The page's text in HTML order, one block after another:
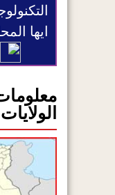
ايها
الولايات